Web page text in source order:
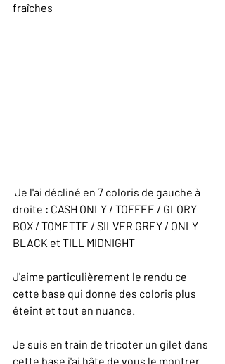
fraîches
droite : CASH ONLY / TOFFEE / GLORY
BOX / TOMETTE / SILVER GREY / ONLY
BLACK et TILL MIDNIGHT
J'aime particulièrement le rendu ce
cette base qui donne des coloris plus
éteint et tout en nuance.
Je suis en train de tricoter un gilet dans
cette base j'ai hâte de vous le montrer.